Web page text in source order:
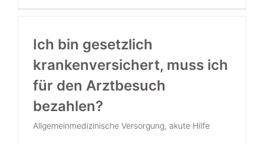
Ich bin gesetzlich
krankenversichert, muss ich
für den Arztbesuch
bezahlen?
Allgemeinmedizinische Versorgung, akute Hilfe